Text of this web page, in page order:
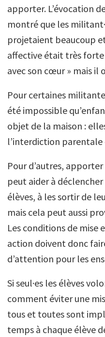
apporter. L’évocation
montré que les
projetaient beaucoup
affective était très
avec son cœur » mais il
Pour certaines
été impossible
objet de la maison :
l’interdiction
Pour d’autres,
peut aider à
élèves, à les sortir de
mais cela peut aussi
Les conditions de mise
action doivent donc
d’attention pour les
Si seul·es les élèves
comment éviter une
tous et toutes sont
temps à chaque élève